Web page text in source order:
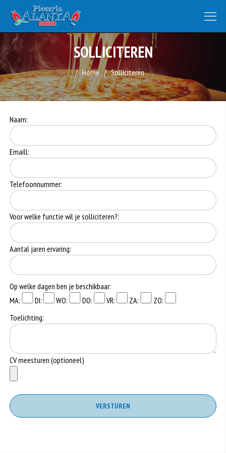
SOLLICITEREN
Home Solliciteren
Naam:
Emaill:
Telefoonnummer:
Voor welke functie wil je solliciteren?:
Aantal jaren ervaring:
Op welke dagen ben je beschikbaar:
MA:
DI: WO: DO: VR: ZA:
ZO:
Toelichting:
CV meesturen (optioneel)